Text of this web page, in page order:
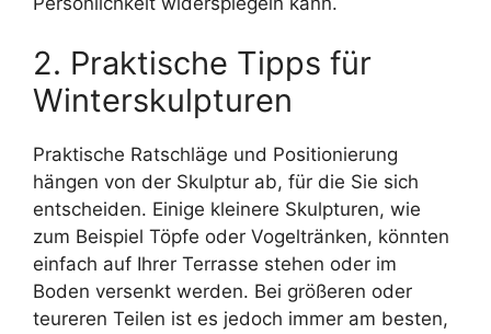
2. Praktische Tipps für
Winterskulpturen
Praktische Ratschläge und Positionierung
hängen von der Skulptur ab, für die Sie sich
entscheiden. Einige kleinere Skulpturen, wie
zum Beispiel Töpfe oder Vogeltränken, könnten
einfach auf Ihrer Terrasse stehen oder im
Boden versenkt werden. Bei größeren oder
teureren Teilen ist es jedoch immer am besten,